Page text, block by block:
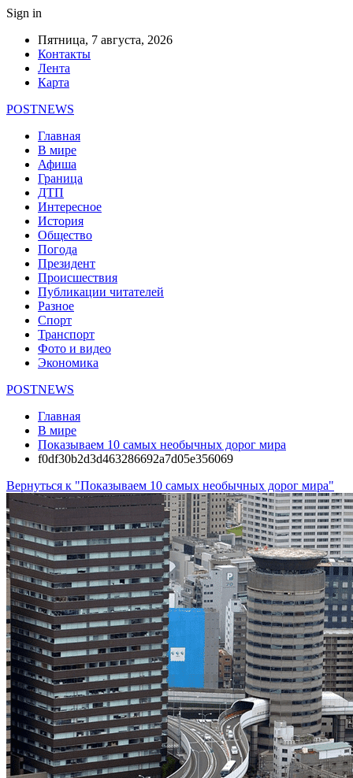
Sign in
Пятница, 7 августа, 2026
Контакты
Лента
Карта
POSTNEWS
Главная
В мире
Афиша
Граница
ДТП
Интересное
История
Общество
Погода
Президент
Происшествия
Публикации читателей
Разное
Спорт
Транспорт
Фото и видео
Экономика
POSTNEWS
Главная
В мире
Показываем 10 самых необычных дорог мира
f0df30b2d3d463286692a7d05e356069
Вернуться к "Показываем 10 самых необычных дорог мира"